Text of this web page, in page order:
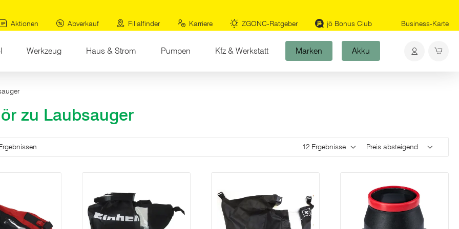
Aktionen
Abverkauf Filialfinder Karriere ZGONC-Ratgeber jö Bonus Club Business-Karte
Werkzeug Haus & Strom Pumpen Kfz & Werkstatt Marken Akku
zu Laubsauger
Ergebnisse pro Seite Sortieren